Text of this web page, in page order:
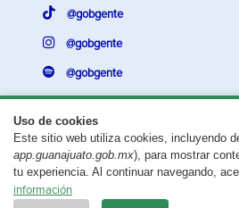
Uso de cookies
Este sitio web utiliza cookies, incluyendo
app.guanajuato.gob.mx), para mostrar
tu experiencia. Al continuar navegando,
información
@gobgente
@gobgente
@gobgente
¿Existe algún problema con esta
Aviso legal